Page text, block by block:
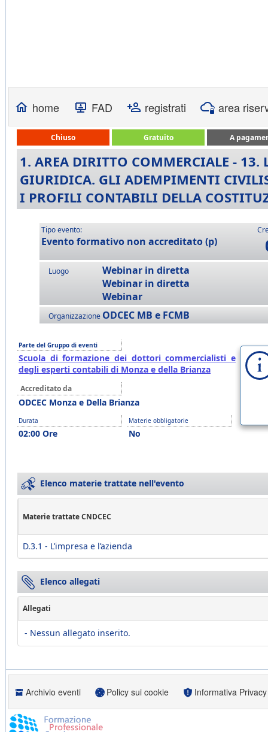
home FAD registrati area
Chiuso Gratuito A
1. AREA DIRITTO COMMERCIALE - 13.
GIURIDICA. GLI ADEMPIMENTI
I PROFILI CONTABILI DELLA
Tipo evento:
Evento formativo non accreditato (p)
Luogo
Webinar in diretta
Webinar in diretta
Webinar
Organizzazione ODCEC MB e FCMB
Parte del Gruppo di eventi
Scuola di formazione dei dottori commercialisti e
degli esperti contabili di Monza e della Brianza
Accreditato da
ODCEC Monza e Della Brianza
Durata
02:00 Ore
Materie obbligatorie
No
Elenco materie trattate nell'evento
Materie trattate CNDCEC
D.3.1 - L’impresa e l’azienda
Elenco allegati
Allegati
- Nessun allegato inserito.
Archivio eventi Policy sui cookie Informativa Privacy